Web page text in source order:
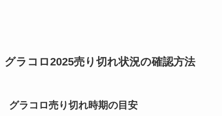
グラコロ2025売り切れ状況の確認方法
グラコロ売り切れ時期の目安